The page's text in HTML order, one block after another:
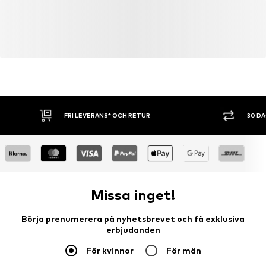
FRI LEVERANS* OCH RETUR 30
Missa inget!
Börja prenumerera på nyhetsbrevet och få exklusiva
erbjudanden
För kvinnor För män